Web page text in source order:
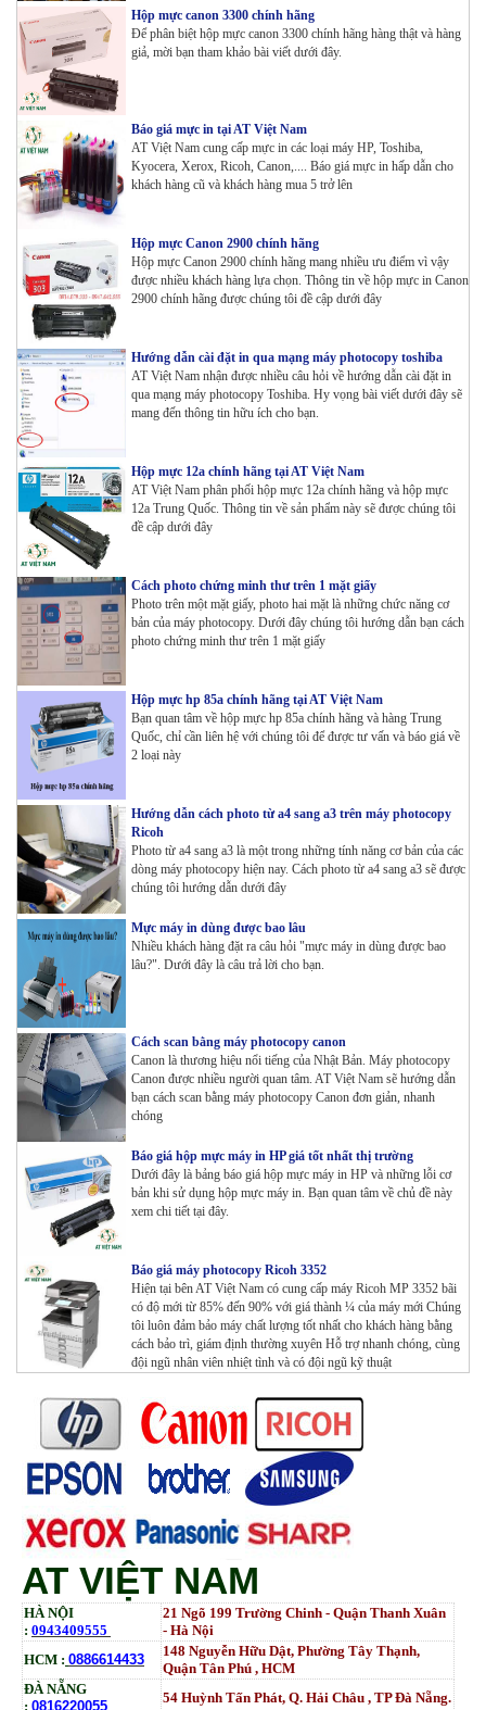
Hộp mực canon 3300 chính hãng
Để phân biệt hộp mực canon 3300 chính hãng hàng thật và hàng
giả, mời bạn tham khảo bài viết dưới đây.
Báo giá mực in tại AT Việt Nam
AT Việt Nam cung cấp mực in các loại máy HP, Toshiba,
Kyocera, Xerox, Ricoh, Canon,.... Báo giá mực in hấp dẫn cho
khách hàng cũ và khách hàng mua 5 trở lên
Hộp mực Canon 2900 chính hãng
Hộp mực Canon 2900 chính hãng mang nhiều ưu điểm vì vậy
được nhiều khách hàng lựa chọn. Thông tin về hộp mực in Canon
2900 chính hãng được chúng tôi đề cập dưới đây
Hướng dẫn cài đặt in qua mạng máy photocopy toshiba
AT Việt Nam nhận được nhiều câu hỏi về hướng dẫn cài đặt in
qua mạng máy photocopy Toshiba. Hy vọng bài viết dưới đây sẽ
mang đến thông tin hữu ích cho bạn.
Hộp mực 12a chính hãng tại AT Việt Nam
AT Việt Nam phân phối hộp mực 12a chính hãng và hộp mực
12a Trung Quốc. Thông tin về sản phẩm này sẽ được chúng tôi
đề cập dưới đây
Cách photo chứng minh thư trên 1 mặt giấy
Photo trên một mặt giấy, photo hai mặt là những chức năng cơ
bản của máy photocopy. Dưới đây chúng tôi hướng dẫn bạn cách
photo chứng minh thư trên 1 mặt giấy
Hộp mực hp 85a chính hãng tại AT Việt Nam
Bạn quan tâm về hộp mực hp 85a chính hãng và hàng Trung
Quốc, chỉ cần liên hệ với chúng tôi để được tư vấn và báo giá về
2 loại này
Hướng dẫn cách photo từ a4 sang a3 trên máy photocopy
Ricoh
Photo từ a4 sang a3 là một trong những tính năng cơ bản của các
dòng máy photocopy hiện nay. Cách photo từ a4 sang a3 sẽ được
chúng tôi hướng dẫn dưới đây
Mực máy in dùng được bao lâu
Nhiều khách hàng đặt ra câu hỏi "mực máy in dùng được bao
lâu?". Dưới đây là câu trả lời cho bạn.
Cách scan bằng máy photocopy canon
Canon là thương hiệu nổi tiếng của Nhật Bản. Máy photocopy
Canon được nhiều người quan tâm. AT Việt Nam sẽ hướng dẫn
bạn cách scan bằng máy photocopy Canon đơn giản, nhanh
chóng
Báo giá hộp mực máy in HP giá tốt nhất thị trường
Dưới đây là bảng báo giá hộp mực máy in HP và những lỗi cơ
bản khi sử dụng hộp mực máy in. Bạn quan tâm về chủ đề này
xem chi tiết tại đây.
Báo giá máy photocopy Ricoh 3352
Hiện tại bên AT Việt Nam có cung cấp máy Ricoh MP 3352 bãi
có độ mới từ 85% đến 90% với giá thành ¼ của máy mới Chúng
tôi luôn đảm bảo máy chất lượng tốt nhất cho khách hàng bằng
cách bảo trì, giám định thường xuyên Hỗ trợ nhanh chóng, cùng
đội ngũ nhân viên nhiệt tình và có đội ngũ kỹ thuật
AT VIỆT NAM
HÀ NỘI
: 0943409555
21 Ngõ 199 Trường Chinh - Quận Thanh Xuân
- Hà Nội
HCM : 0886614433
148 Nguyễn Hữu Dật, Phường Tây Thạnh,
Quận Tân Phú , HCM
ĐÀ NẴNG
: 0816220055
54 Huỳnh Tấn Phát, Q. Hải Châu , TP Đà Nẵng.